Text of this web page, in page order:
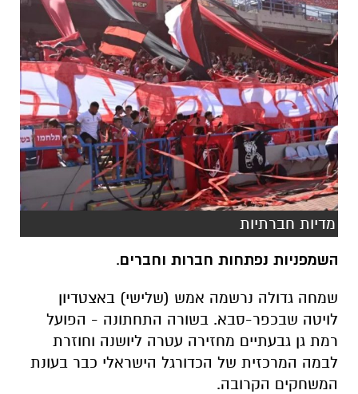
מדיות חברתיות
השמפניות נפתחות חברות וחברים.
שמחה גדולה נרשמה אמש (שלישי) באצטדיון
לויטה שבכפר-סבא. בשורה התחתונה - הפועל
רמת גן גבעתיים מחזירה עטרה ליושנה וחוזרת
לבמה המרכזית של הכדורגל הישראלי כבר בעונת
המשחקים הקרובה.